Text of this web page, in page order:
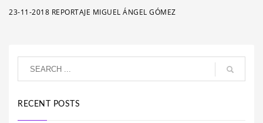
23-11-2018 REPORTAJE MIGUEL ÁNGEL GÓMEZ
RECENT POSTS